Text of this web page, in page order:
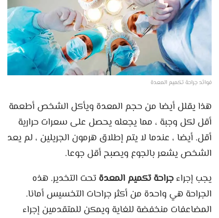
فوائد جراحة تكميم المعدة
هذا يقلل أيضا من حجم المعدة ويأكل الشخص أطعمة
أقل لكل وجبة ، مما يجعله يحصل على سعرات حرارية
أقل. أيضا ، عندما لا يتم إطلاق هرمون الجريلين ، لم يعد
الشخص يشعر بالجوع ويصبح أقل جوعا.
يجب إجراء جراحة تكميم المعدة تحت التخدير. هذه
الجراحة هي واحدة من أكثر جراحات التخسيس أمانا.
المضاعفات منخفضة للغاية ويمكن للمتقدمين إجراء